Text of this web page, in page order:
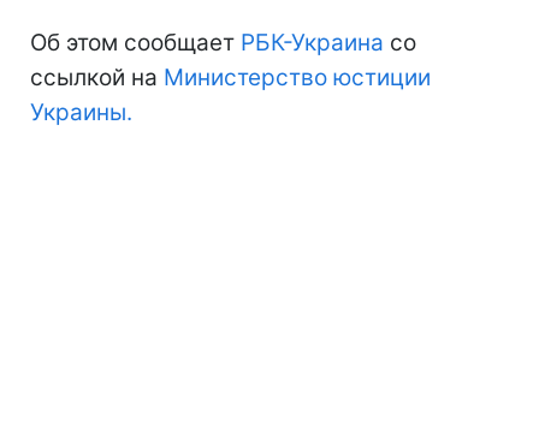
Об этом сообщает РБК-Украина со
ссылкой на Министерство юстиции
Украины.